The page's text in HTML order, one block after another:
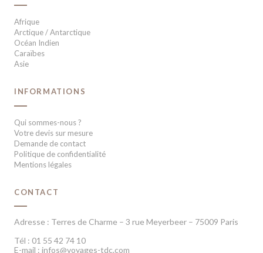
Afrique
Arctique / Antarctique
Océan Indien
Caraïbes
Asie
INFORMATIONS
Qui sommes-nous ?
Votre devis sur mesure
Demande de contact
Politique de confidentialité
Mentions légales
CONTACT
Adresse : Terres de Charme – 3 rue Meyerbeer – 75009 Paris
Tél : 01 55 42 74 10
E-mail : infos@voyages-tdc.com